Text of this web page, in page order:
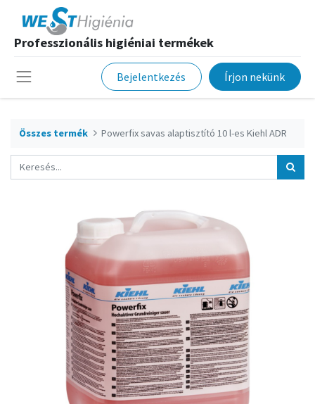
Professzionális higiéniai termékek
Bejelentkezés Írjon nekünk
Összes termék Powerfix savas alaptisztító 10 l-es Kiehl ADR